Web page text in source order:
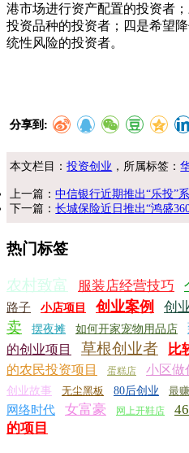
港市场进行资产配置的投资者
投资品种的投资者；四是希望
统性风险的投资者。
分享到:
本文栏目：投资创业 ，所属标签：
上一篇：中信银行近期推出“乐投”
下一篇：长城保险近日推出“鸿盛
热门标签
农村致富 服装店经营技巧
路子
小店项目 创业案例 创
卖
摆夜摊 如何开家宠物用品店
的创业项目
草根创业者 比
的农民投资项目
蛋糕店 小区做
创业故事
无尘黑板 80后创业 最
网络时代 女富豪 网上开鞋店
的项目